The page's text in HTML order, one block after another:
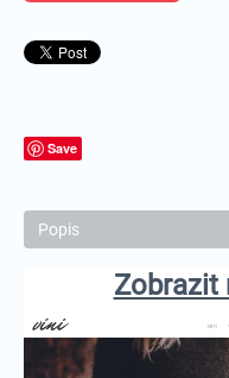
Save
Popis
Zobrazit